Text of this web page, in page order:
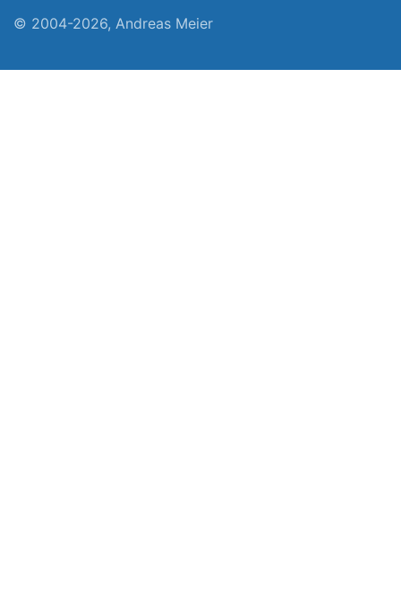
© 2004-2026, Andreas Meier